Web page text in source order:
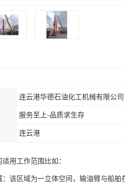
连云港华德石油化工机械有限公司
服务至上-品质求生存
连云港
用工作范围比如：
区域为一立体空间，输油臂与船舶